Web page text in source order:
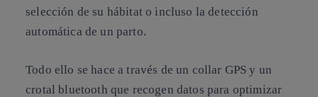
selección de su hábitat o incluso la detección
automática de un parto.
Todo ello se hace a través de un collar GPS y un
crotal bluetooth que recogen datos para optimizar